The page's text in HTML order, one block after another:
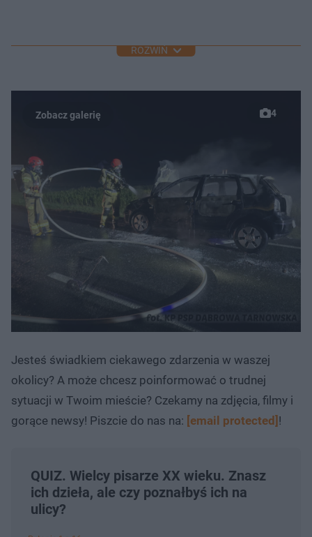
ROZWIŃ
4
Jesteś świadkiem ciekawego zdarzenia w waszej
okolicy? A może chcesz poinformować o trudnej
sytuacji w Twoim mieście? Czekamy na zdjęcia, filmy i
gorące newsy! Piszcie do nas na: [email protected] !
QUIZ. Wielcy pisarze XX wieku. Znasz
ich dzieła, ale czy poznałbyś ich na
ulicy?